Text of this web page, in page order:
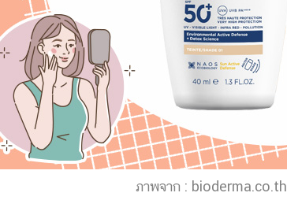
ภาพจาก : bioderma.co.th